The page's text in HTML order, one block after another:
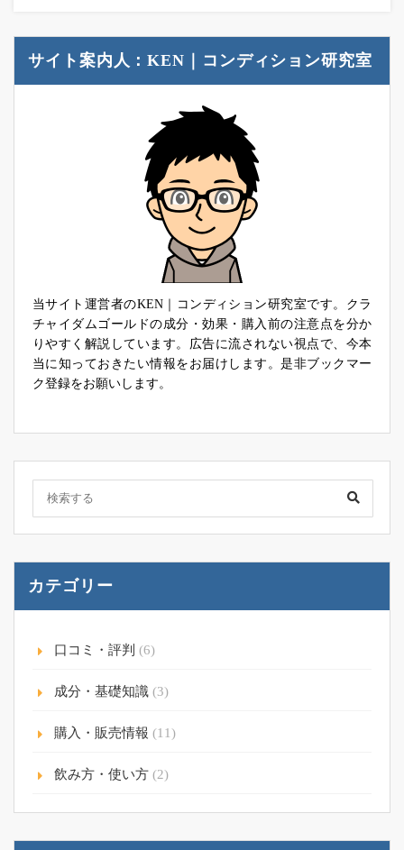
サイト案内人：KEN｜コンディション研究室
当サイト運営者のKEN｜コンディション研究室です。クラ
チャイダムゴールドの成分・効果・購入前の注意点を分か
りやすく解説しています。広告に流されない視点で、今本
当に知っておきたい情報をお届けします。是非ブックマー
ク登録をお願いします。
カテゴリー
口コミ・評判 (6)
成分・基礎知識 (3)
購入・販売情報 (11)
飲み方・使い方 (2)